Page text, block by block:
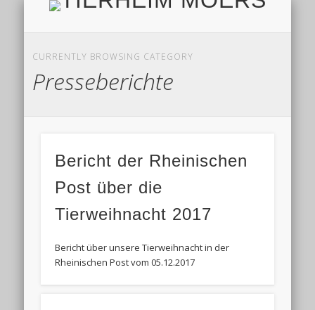
HOME
AKTUELL
ALLE TIERE
HELFEN
TIERHEIM & VEREIN
VIELEN DANK!
IMPRESSUM & DATENSCHUTZ
FINDEFIX
CURRENTLY BROWSING CATEGORY
Presseberichte
Bericht der Rheinischen
Post über die
Tierweihnacht 2017
Bericht über unsere Tierweihnacht in der
Rheinischen Post vom 05.12.2017